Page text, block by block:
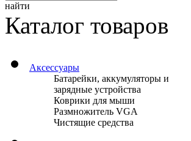
найти
Каталог товаров
Аксессуары
Батарейки, аккумуляторы и
зарядные устройства
Коврики для мыши
Размножитель VGA
Чистящие средства